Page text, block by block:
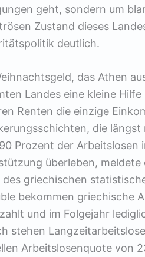
geht, sondern um
Zustand dieses
deutlich.
das Athen
Landes eine kleine
Renten die einzige
die
Prozent der Arbeitslosen
überleben, meldete
des griechischen
bekommen griechische
und im Folgejahr
stehen
Arbeitslosenquote von